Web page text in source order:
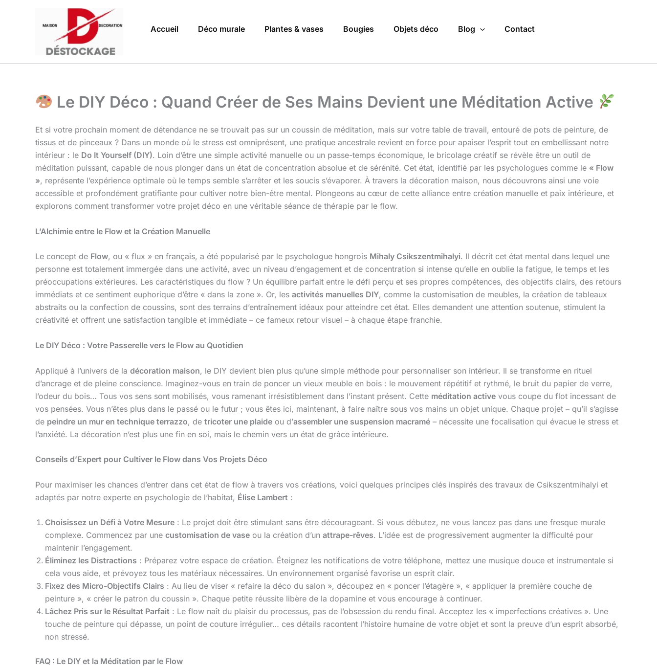
Accueil Déco murale Plantes & vases Bougies Objets déco Blog Contact
Le DIY Déco : Quand Créer de Ses Mains Devient une Méditation Active
Et si votre prochain moment de détendance ne se trouvait pas sur un coussin de méditation, mais sur votre table de travail, entouré de pots de peinture, de
tissus et de pinceaux ? Dans un monde où le stress est omniprésent, une pratique ancestrale revient en force pour apaiser l’esprit tout en embellissant notre
intérieur : le Do It Yourself (DIY). Loin d’être une simple activité manuelle ou un passe-temps économique, le bricolage créatif se révèle être un outil de
méditation puissant, capable de nous plonger dans un état de concentration absolue et de sérénité. Cet état, identifié par les psychologues comme le « Flow
», représente l’expérience optimale où le temps semble s’arrêter et les soucis s’évaporer. À travers la décoration maison, nous découvrons ainsi une voie
accessible et profondément gratifiante pour cultiver notre bien-être mental. Plongeons au cœur de cette alliance entre création manuelle et paix intérieure, et
explorons comment transformer votre projet déco en une véritable séance de thérapie par le flow.
L’Alchimie entre le Flow et la Création Manuelle
Le concept de Flow, ou « flux » en français, a été popularisé par le psychologue hongrois Mihaly Csikszentmihalyi. Il décrit cet état mental dans lequel une
personne est totalement immergée dans une activité, avec un niveau d’engagement et de concentration si intense qu’elle en oublie la fatigue, le temps et les
préoccupations extérieures. Les caractéristiques du flow ? Un équilibre parfait entre le défi perçu et ses propres compétences, des objectifs clairs, des retours
immédiats et ce sentiment euphorique d’être « dans la zone ». Or, les activités manuelles DIY, comme la customisation de meubles, la création de tableaux
abstraits ou la confection de coussins, sont des terrains d’entraînement idéaux pour atteindre cet état. Elles demandent une attention soutenue, stimulent la
créativité et offrent une satisfaction tangible et immédiate – ce fameux retour visuel – à chaque étape franchie.
Le DIY Déco : Votre Passerelle vers le Flow au Quotidien
Appliqué à l’univers de la décoration maison, le DIY devient bien plus qu’une simple méthode pour personnaliser son intérieur. Il se transforme en rituel
d’ancrage et de pleine conscience. Imaginez-vous en train de poncer un vieux meuble en bois : le mouvement répétitif et rythmé, le bruit du papier de verre,
l’odeur du bois… Tous vos sens sont mobilisés, vous ramenant irrésistiblement dans l’instant présent. Cette méditation active vous coupe du flot incessant de
vos pensées. Vous n’êtes plus dans le passé ou le futur ; vous êtes ici, maintenant, à faire naître sous vos mains un objet unique. Chaque projet – qu’il s’agisse
de peindre un mur en technique terrazzo, de tricoter une plaide ou d’assembler une suspension macramé – nécessite une focalisation qui évacue le stress et
l’anxiété. La décoration n’est plus une fin en soi, mais le chemin vers un état de grâce intérieure.
Conseils d’Expert pour Cultiver le Flow dans Vos Projets Déco
Pour maximiser les chances d’entrer dans cet état de flow à travers vos créations, voici quelques principes clés inspirés des travaux de Csikszentmihalyi et
adaptés par notre experte en psychologie de l’habitat, Élise Lambert :
Choisissez un Défi à Votre Mesure : Le projet doit être stimulant sans être décourageant. Si vous débutez, ne vous lancez pas dans une fresque murale
complexe. Commencez par une customisation de vase ou la création d’un attrape-rêves. L’idée est de progressivement augmenter la difficulté pour
maintenir l’engagement.
Éliminez les Distractions : Préparez votre espace de création. Éteignez les notifications de votre téléphone, mettez une musique douce et instrumentale si
cela vous aide, et prévoyez tous les matériaux nécessaires. Un environnement organisé favorise un esprit clair.
Fixez des Micro-Objectifs Clairs : Au lieu de viser « refaire la déco du salon », découpez en « poncer l’étagère », « appliquer la première couche de
peinture », « créer le patron du coussin ». Chaque petite réussite libère de la dopamine et vous encourage à continuer.
Lâchez Pris sur le Résultat Parfait : Le flow naît du plaisir du processus, pas de l’obsession du rendu final. Acceptez les « imperfections créatives ». Une
touche de peinture qui dépasse, un point de couture irrégulier… ces détails racontent l’histoire humaine de votre objet et sont la preuve d’un esprit absorbé,
non stressé.
FAQ : Le DIY et la Méditation par le Flow